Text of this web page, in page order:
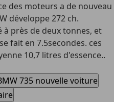
des moteurs a de nouveau
développe 272 ch.
à près de deux tonnes, et
fait en 7.5secondes. ces
10,7 litres d'essence..
735 nouvelle voiture